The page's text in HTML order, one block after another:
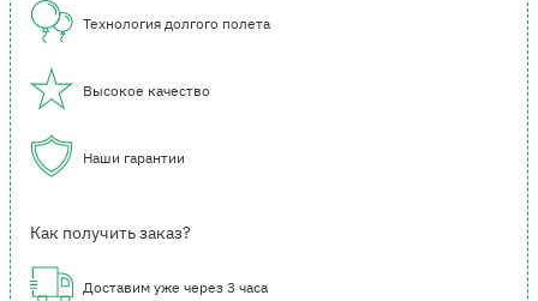
Технология долгого полета
Высокое качество
Наши гарантии
Как получить заказ?
Доставим уже через 3 часа